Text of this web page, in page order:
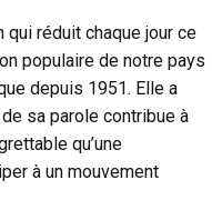
réduit chaque jour ce
populaire de notre pays
depuis 1951. Elle a
sa parole contribue à
qu’une
à un mouvement